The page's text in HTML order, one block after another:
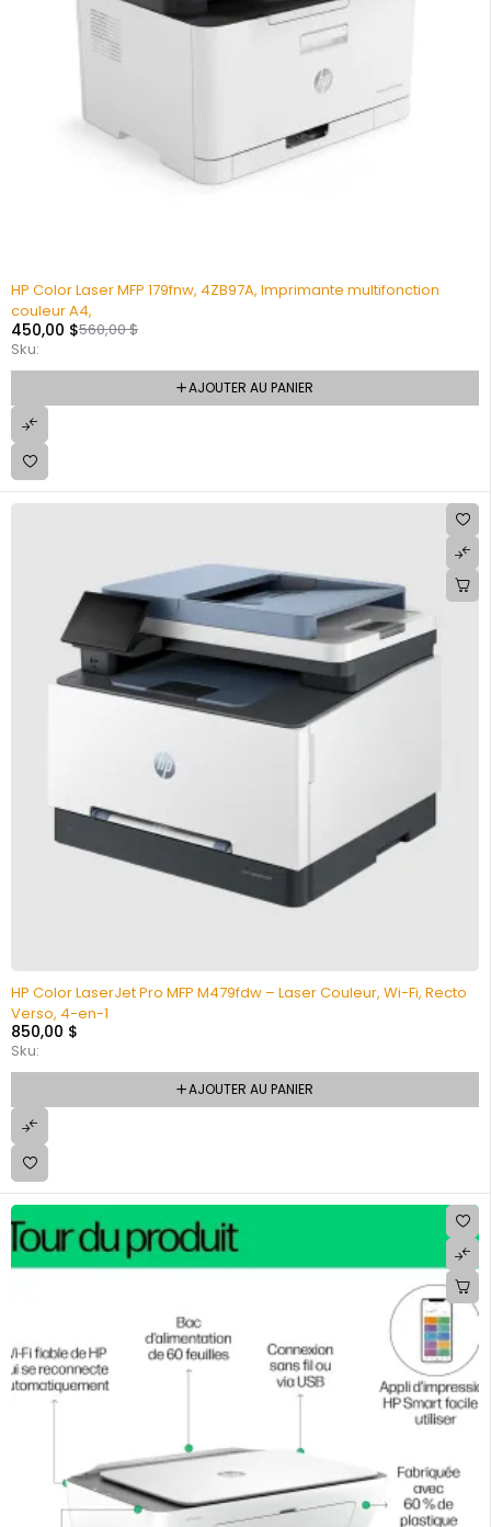
HP Color Laser MFP 179fnw, 4ZB97A, Imprimante multifonction
couleur A4,
560,00$
450,00 $
Sku:
AJOUTER AU PANIER
HP Color LaserJet Pro MFP M479fdw – Laser Couleur, Wi-Fi, Recto
Verso, 4-en-1
850,00 $
Sku:
AJOUTER AU PANIER